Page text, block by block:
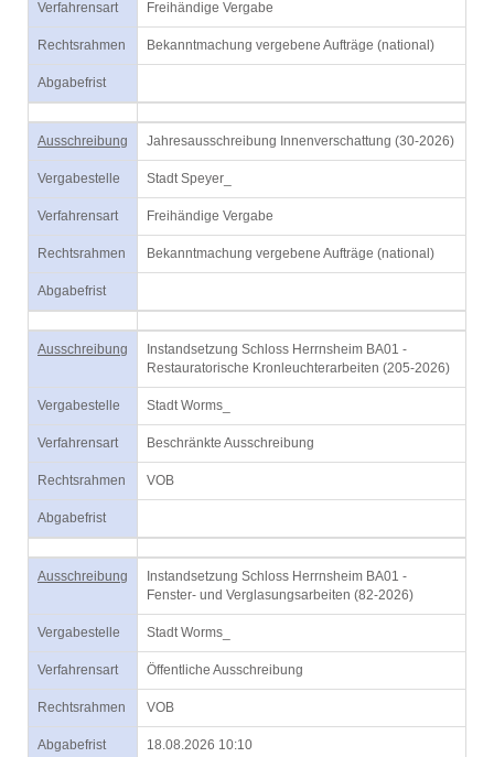
Verfahrensart Freihändige Vergabe
Rechtsrahmen Bekanntmachung vergebene Aufträge (national)
Abgabefrist
Ausschreibung Jahresausschreibung Innenverschattung (30-2026)
Vergabestelle Stadt Speyer_
Verfahrensart Freihändige Vergabe
Rechtsrahmen Bekanntmachung vergebene Aufträge (national)
Abgabefrist
Ausschreibung
Instandsetzung Schloss Herrnsheim BA01 -
Restauratorische Kronleuchterarbeiten (205-2026)
Vergabestelle Stadt Worms_
Verfahrensart Beschränkte Ausschreibung
Rechtsrahmen VOB
Abgabefrist
Ausschreibung
Instandsetzung Schloss Herrnsheim BA01 -
Fenster- und Verglasungsarbeiten (82-2026)
Vergabestelle Stadt Worms_
Verfahrensart Öffentliche Ausschreibung
Rechtsrahmen VOB
Abgabefrist 18.08.2026 10:10